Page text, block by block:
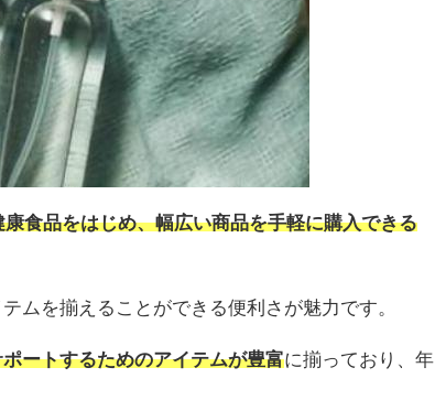
食品をはじめ、幅広い商品を手軽に購入できる
ムを揃えることができる便利さが魅力です。
ートするためのアイテムが豊富に揃っており、年